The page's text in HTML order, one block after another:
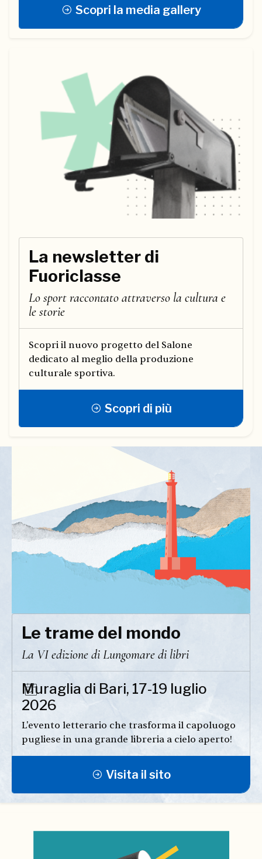
Scopri la media gallery
La newsletter di
Fuoriclasse
Lo sport raccontato attraverso la cultura e
le storie
Scopri il nuovo progetto del Salone
dedicato al meglio della produzione
culturale sportiva.
Scopri di più
Le trame del mondo
La VI edizione di Lungomare di libri
Muraglia di Bari, 17-19 luglio
2026
L'evento letterario che trasforma il capoluogo
pugliese in una grande libreria a cielo aperto!
Visita il sito